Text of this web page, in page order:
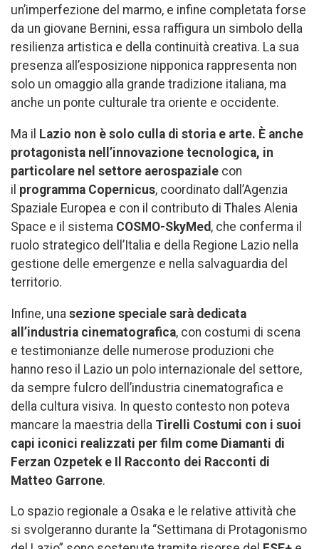
un’imperfezione del marmo, e infine completata forse
da un giovane Bernini, essa raffigura un simbolo della
resilienza artistica e della continuità creativa. La sua
presenza all’esposizione nipponica rappresenta non
solo un omaggio alla grande tradizione italiana, ma
anche un ponte culturale tra oriente e occidente.
Ma il Lazio non è solo culla di storia e arte. È anche
protagonista nell’innovazione tecnologica, in
particolare nel settore aerospaziale con
il programma Copernicus, coordinato dall’Agenzia
Spaziale Europea e con il contributo di Thales Alenia
Space e il sistema COSMO-SkyMed, che conferma il
ruolo strategico dell’Italia e della Regione Lazio nella
gestione delle emergenze e nella salvaguardia del
territorio.
Infine, una sezione speciale sarà dedicata
all’industria cinematografica, con costumi di scena
e testimonianze delle numerose produzioni che
hanno reso il Lazio un polo internazionale del settore,
da sempre fulcro dell’industria cinematografica e
della cultura visiva. In questo contesto non poteva
mancare la maestria della Tirelli Costumi con i suoi
capi iconici realizzati per film come Diamanti di
Ferzan Ozpetek e Il Racconto dei Racconti di
Matteo Garrone.
Lo spazio regionale a Osaka e le relative attività che
si svolgeranno durante la “Settimana di Protagonismo